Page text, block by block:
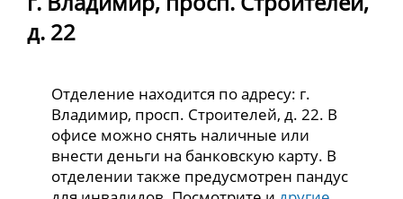
д. 22
Отделение находится по адресу: г.
Владимир, просп. Строителей, д. 22. В
офисе можно снять наличные или
внести деньги на банковскую карту. В
отделении также предусмотрен пандус